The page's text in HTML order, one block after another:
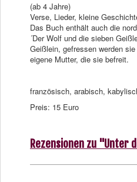
(ab 4 Jahre)
Verse, Lieder, kleine
Das Buch enthält auch die
´Der Wolf und die sieben
Geißlein, gefressen werden
eigene Mutter, die sie befreit.
französisch, arabisch,
Preis: 15 Euro
Rezensionen zu "Unter